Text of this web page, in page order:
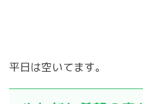
平日は空いてます。